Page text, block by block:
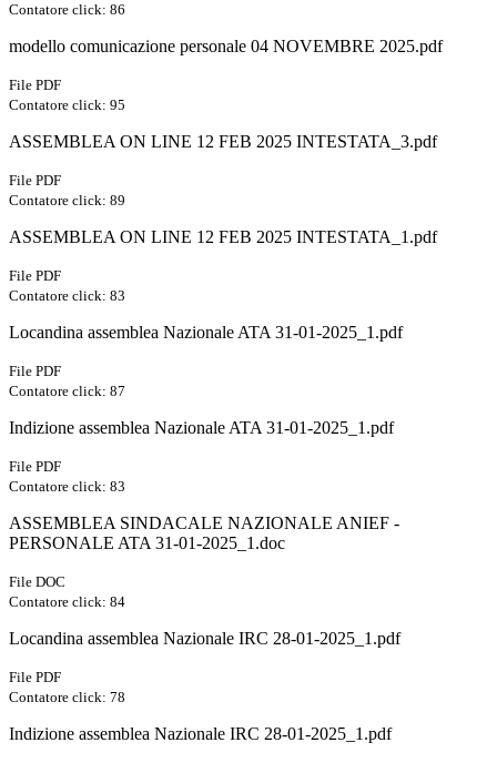
Contatore click: 86
modello comunicazione personale 04 NOVEMBRE 2025.pdf
File PDF
Contatore click: 95
ASSEMBLEA ON LINE 12 FEB 2025 INTESTATA_3.pdf
File PDF
Contatore click: 89
ASSEMBLEA ON LINE 12 FEB 2025 INTESTATA_1.pdf
File PDF
Contatore click: 83
Locandina assemblea Nazionale ATA 31-01-2025_1.pdf
File PDF
Contatore click: 87
Indizione assemblea Nazionale ATA 31-01-2025_1.pdf
File PDF
Contatore click: 83
ASSEMBLEA SINDACALE NAZIONALE ANIEF -
PERSONALE ATA 31-01-2025_1.doc
File DOC
Contatore click: 84
Locandina assemblea Nazionale IRC 28-01-2025_1.pdf
File PDF
Contatore click: 78
Indizione assemblea Nazionale IRC 28-01-2025_1.pdf